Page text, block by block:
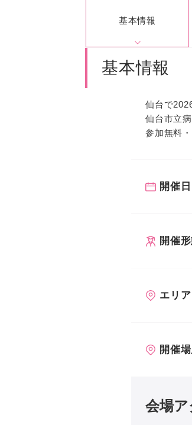
基本情報
基本情報
仙台で
仙台市立
参加無料
開催日
開催
エリア
開催
会場ア